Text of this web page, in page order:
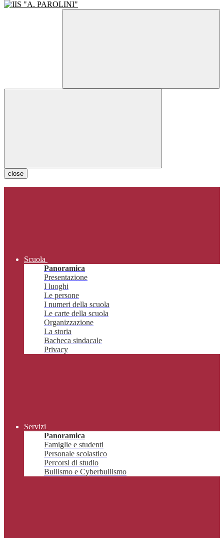
close
Scuola
Panoramica
Presentazione
I luoghi
Le persone
I numeri della scuola
Le carte della scuola
Organizzazione
La storia
Bacheca sindacale
Privacy
Servizi
Panoramica
Famiglie e studenti
Personale scolastico
Percorsi di studio
Bullismo e Cyberbullismo